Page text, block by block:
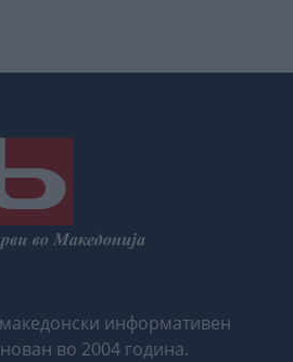
информативен
во 2004 година.